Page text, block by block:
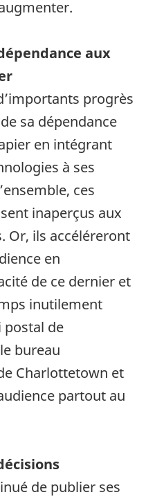
aux
progrès
sa dépendance
en intégrant
à ses
ces
inaperçus aux
Or, ils accéléreront
en
de ce dernier et
inutilement
postal de
bureau
Charlottetown et
partout au
de publier ses